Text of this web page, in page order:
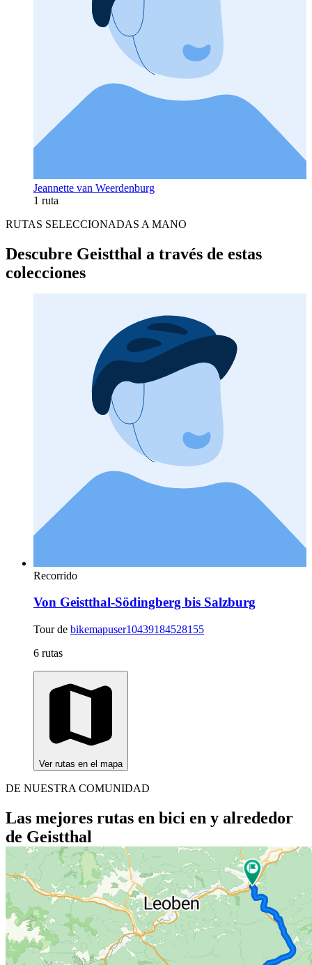
Jeannette van Weerdenburg
1 ruta
RUTAS SELECCIONADAS A MANO
Descubre Geistthal a través de estas
colecciones
Recorrido
Von Geistthal-Södingberg bis Salzburg
Tour de bikemapuser10439184528155
6 rutas
Ver rutas en el mapa
DE NUESTRA COMUNIDAD
Las mejores rutas en bici en y alrededor
de Geistthal